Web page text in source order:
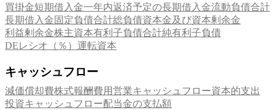
買掛金短期借入金一年内返済予定の長期借入金流動負債合計
長期借入金固定負債合計総負債資本金及び資本剰余金
利益剰余金株主資本有利子負債合計純有利子負債
DEレシオ（％） 運転資本
キャッシュフロー
減価償却費株式報酬費用営業キャッシュフロー資本的支出
投資キャッシュフロー配当金の支払額